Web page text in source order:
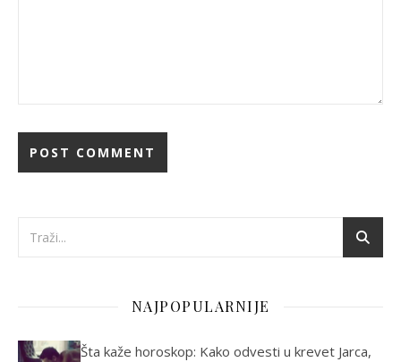
NAJPOPULARNIJE
Šta kaže horoskop: Kako odvesti u krevet Jarca,